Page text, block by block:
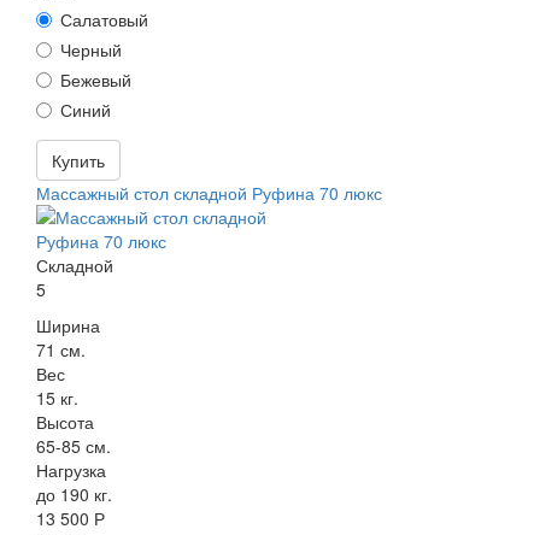
Салатовый
Черный
Бежевый
Синий
Купить
Массажный стол складной Руфина 70 люкс
Складной
5
Ширина
71 см.
Вес
15 кг.
Высота
65-85 см.
Нагрузка
до 190 кг.
13 500 Р